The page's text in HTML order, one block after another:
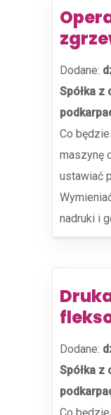
Dodane:
Spółka z
Co
maszynę
ustawiać
nadruki i
Dodane:
Spółka z